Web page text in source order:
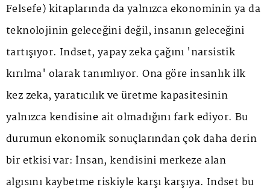
Felsefe) kitaplarında da yalnızca ekonominin ya da
teknolojinin geleceğini değil, insanın geleceğini
tartışıyor. Indset, yapay zeka çağını 'narsistik
kırılma' olarak tanımlıyor. Ona göre insanlık ilk
kez zeka, yaratıcılık ve üretme kapasitesinin
yalnızca kendisine ait olmadığını fark ediyor. Bu
durumun ekonomik sonuçlarından çok daha derin
bir etkisi var: İnsan, kendisini merkeze alan
algısını kaybetme riskiyle karşı karşıya. Indset bu